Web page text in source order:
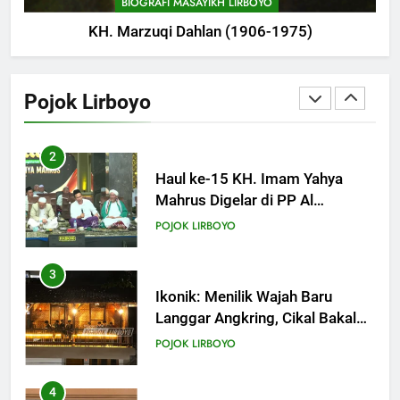
KH. Marzuqi Dahlan (1906-1975)
Pojok Lirboyo
Haul ke-15 KH. Imam Yahya
Mahrus Digelar di PP Al
3
Ikonik: Menilik Wajah Baru
Langgar Angkring, Cikal Bakal
Ponpes Lirboyo yang Selesai
POJOK LIRBOYO
4
Lirboyo Gelar Ujian Talaqi
Daerah Serentak di Muktamar
POJOK LIRBOYO
5